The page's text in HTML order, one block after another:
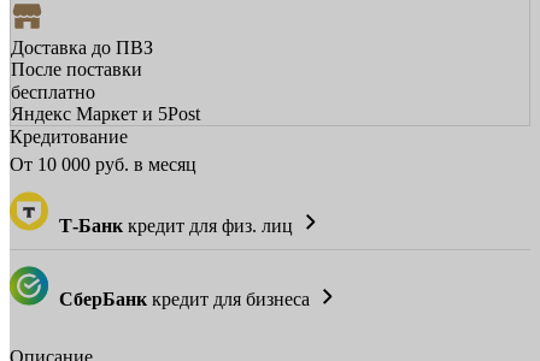
Доставка до ПВЗ
После поставки
бесплатно
Яндекс Маркет и 5Post
Кредитование
От 10 000 руб. в месяц
Т-Банк кредит для физ. лиц
СберБанк кредит для бизнеса